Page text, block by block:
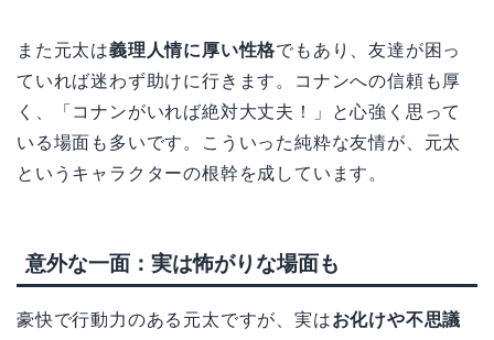
また元太は義理人情に厚い性格でもあり、友達が困っ
ていれば迷わず助けに行きます。コナンへの信頼も厚
く、「コナンがいれば絶対大丈夫！」と心強く思って
いる場面も多いです。こういった純粋な友情が、元太
というキャラクターの根幹を成しています。
意外な一面：実は怖がりな場面も
豪快で行動力のある元太ですが、実はお化けや不思議